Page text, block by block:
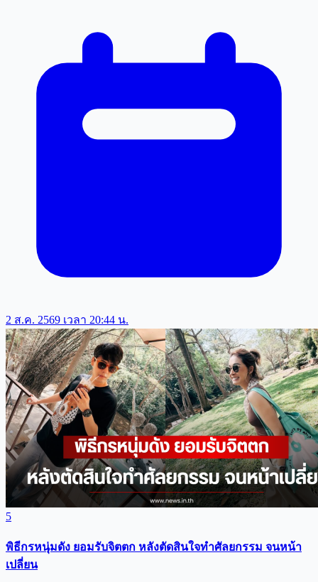
2 ส.ค. 2569 เวลา 20:44 น.
5
พิธีกรหนุ่มดัง ยอมรับจิตตก หลังตัดสินใจทำศัลยกรรม จนหน้า
เปลี่ยน